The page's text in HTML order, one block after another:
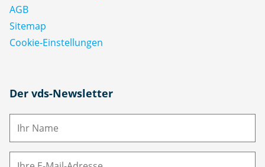
AGB
Sitemap
Cookie-Einstellungen
Der vds-Newsletter
N
M